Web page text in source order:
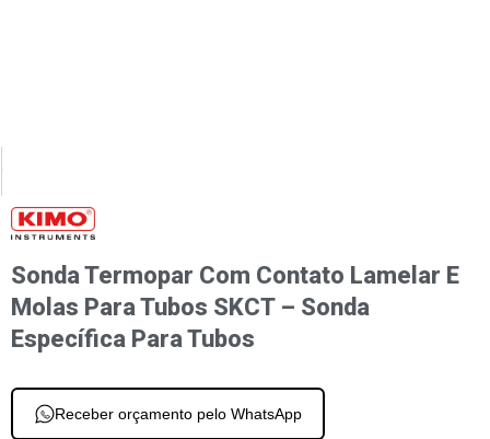
Sonda Termopar Com Contato Lamelar E
Molas Para Tubos SKCT – Sonda
Específica Para Tubos
Receber orçamento pelo WhatsApp